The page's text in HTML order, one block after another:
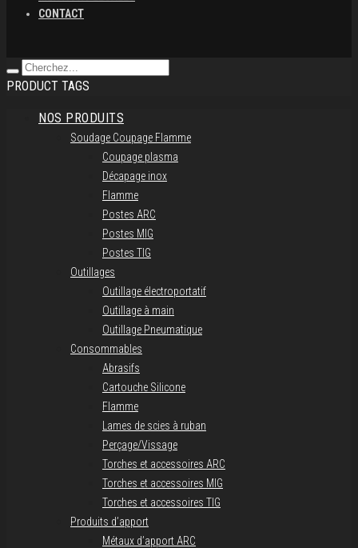
CONTACT
PRODUCT TAGS
NOS PRODUITS
Soudage Coupage Flamme
Coupage plasma
Décapage inox
Flamme
Postes ARC
Postes MIG
Postes TIG
Outillages
Outillage électroportatif
Outillage à main
Outillage Pneumatique
Consommables
Abrasifs
Cartouche Silicone
Flamme
Lames de scies à ruban
Perçage/Vissage
Torches et accessoires ARC
Torches et accessoires MIG
Torches et accessoires TIG
Produits d’apport
Métaux d’apport ARC